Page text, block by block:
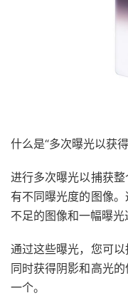
什么是“多次曝光以获
进行多次曝光以捕获
有不同曝光度的图像
不足的图像和一幅曝光
通过这些曝光，您可
同时获得阴影和高光
一个。